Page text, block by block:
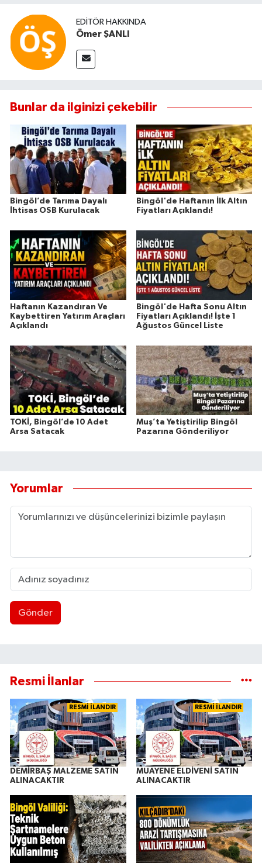
EDITÖR HAKKINDA
Ömer ŞANLI
Bunlar da ilginizi çekebilir
Bingöl’de Tarıma Dayalı
İhtisas OSB Kurulacak
Bingöl'de Haftanın İlk Altın
Fiyatları Açıklandı!
Haftanın Kazandıran Ve
Kaybettiren Yatırım Araçları
Açıklandı
Bingöl'de Hafta Sonu Altın
Fiyatları Açıklandı! İşte 1
Ağustos Güncel Liste
TOKİ, Bingöl’de 10 Adet
Arsa Satacak
Muş’ta Yetiştirilip Bingöl
Pazarına Gönderiliyor
Yorumlar
Gönder
Resmi İlanlar
RESMİ İLANDIR
DEMİRBAŞ MALZEME SATIN
ALINACAKTIR
RESMİ İLANDIR
MUAYENE ELDİVENİ SATIN
ALINACAKTIR